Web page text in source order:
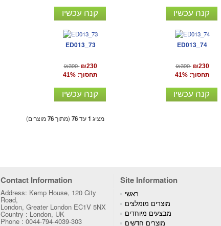
קנה עכשיו קנה עכשיו
ED013_73
₪390 ₪230
תחסוך: 41%
קנה עכשיו
ED013_74
₪390 ₪230
תחסוך: 41%
קנה עכשיו
מציג 1עד76(מתוך76מוצרים)
Contact Information Site Information
Address: Kemp House, 120 City
Road,
London, Greater London EC1V 5NX
Country : London, UK
Phone : 0044-794-4039-303
ראשי
מוצרים מומלצים
מבצעים מיוחדים
מוצרים חדשים